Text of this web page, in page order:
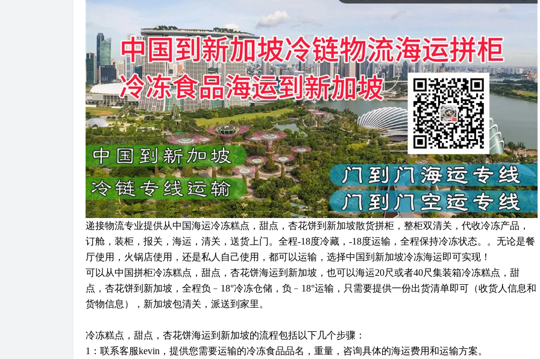
递接物流专业提供从中国海运冷冻糕点，甜点，杏花饼到新加坡散货拼柜，整柜双清关，代收冷冻产品，
订舱，装柜，报关，海运，清关，送货上门。全程-18度冷藏，-18度运输，全程保持冷冻状态。。无论是餐
厅使用，火锅店使用，还是私人自己使用，都可以运输，选择中国到新加坡冷冻海运即可实现！
可以从中国拼柜冷冻糕点，甜点，杏花饼海运到新加坡，也可以海运20尺或者40尺集装箱冷冻糕点，甜
点，杏花饼到新加坡，全程负﹣18°冷冻仓储，负﹣18°运输，只需要提供一份出货清单即可（收货人信息和
货物信息），新加坡包清关，派送到家里。
冷冻糕点，甜点，杏花饼海运到新加坡的流程包括以下几个步骤：
1：联系客服kevin，提供您需要运输的冷冻食品品名，重量，咨询具体的海运费用和运输方案。